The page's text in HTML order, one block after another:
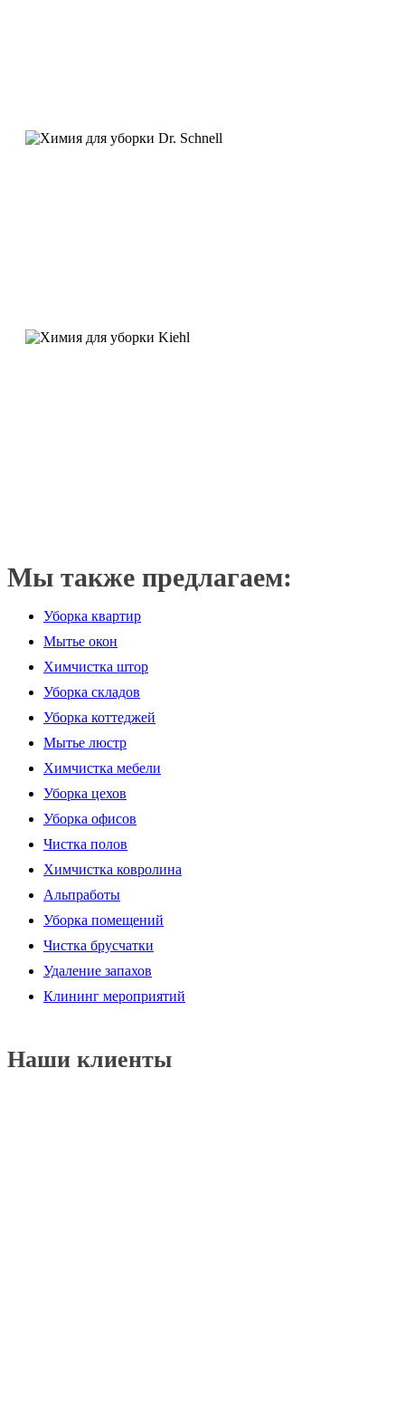
Мы также предлагаем:
Уборка квартир
Мытье окон
Химчистка штор
Уборка складов
Уборка коттеджей
Мытье люстр
Химчистка мебели
Уборка цехов
Уборка офисов
Чистка полов
Химчистка ковролина
Альпработы
Уборка помещений
Чистка брусчатки
Удаление запахов
Клининг мероприятий
Наши клиенты